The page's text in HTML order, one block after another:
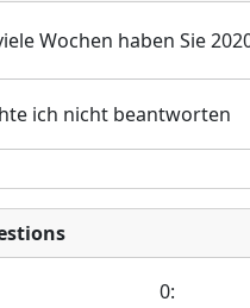
Wochen haben Sie
ich nicht beantworten
0: